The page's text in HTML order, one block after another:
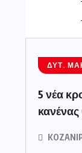
ΔΥΤ.
5 νέα